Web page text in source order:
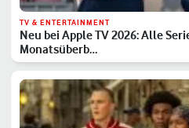
TV & ENTERTAINMENT
Neu bei Apple TV 2026: Alle
Monatsüberb…